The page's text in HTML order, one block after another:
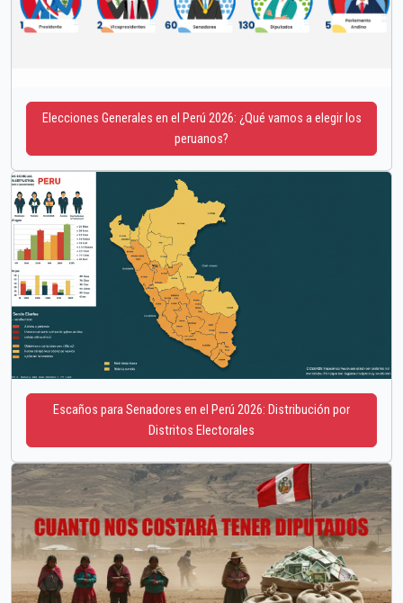
Elecciones Generales en el Perú 2026: ¿Qué vamos a elegir los
peruanos?
Escaños para Senadores en el Perú 2026: Distribución por
Distritos Electorales